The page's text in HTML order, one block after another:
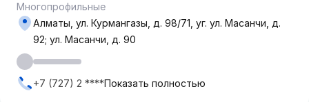
Многопрофильные
Алматы, ул. Курмангазы, д. 98/71, уг. ​ул. Масанчи, д.
92​; ул. Масанчи, д. 90
+7 (727) 2 ****Показать полностью